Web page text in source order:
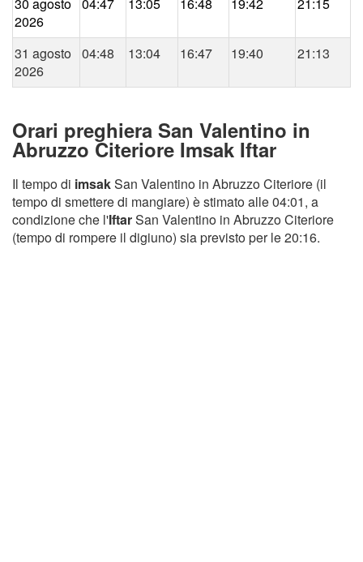
30 agosto
2026
04:47 13:05 16:48 19:42 21:15
31 agosto
2026
04:48 13:04 16:47 19:40 21:13
Orari preghiera San Valentino in
Abruzzo Citeriore Imsak Iftar
Il tempo di imsakSan Valentino in Abruzzo Citeriore (il
tempo di smettere di mangiare) è stimato alle 04:01, a
condizione che l'IftarSan Valentino in Abruzzo Citeriore
(tempo di rompere il digiuno) sia previsto per le 20:16.